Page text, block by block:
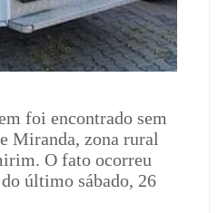
foi encontrado sem
Miranda, zona rural
O fato ocorreu
último sábado, 26